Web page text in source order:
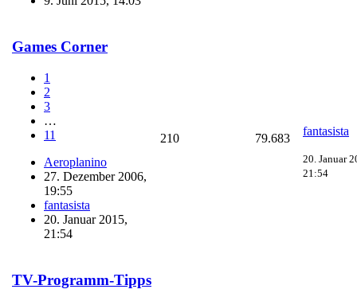
Games Corner
1
2
3
…
11
Aeroplanino
27. Dezember 2006,
19:55
fantasista
20. Januar 2015,
21:54
210 79.683
fantasista
20. Januar
21:54
TV-Programm-Tipps